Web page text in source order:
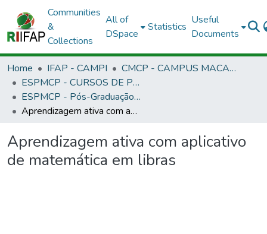
Communities
&
Collections
All of
DSpace
Statistics
Useful
Documents
Home IFAP - CAMPI
CMCP - CAMPUS MACAPÁ
ESPMCP - CURSOS DE PÓS-GRADUAÇÃO LATO SENSU - CAMPUS MACAPÁ
ESPMCP - Pós-Graduação Informática na Educação
Aprendizagem ativa com aplicativo de matemática em libras
Aprendizagem ativa com aplicativo
de matemática em libras